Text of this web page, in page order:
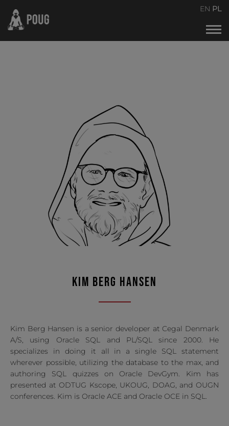
EN PL
KIM BERG HANSEN
Kim Berg Hansen is a senior developer at Cegal Denmark
A/S, using Oracle SQL and PL/SQL since 2000. He
specializes in doing it all in a single SQL statement
wherever possible, utilizing the database to the max, and
authoring SQL quizzes on Oracle DevGym. Kim has
presented at ODTUG Kscope, UKOUG, DOAG, and OUGN
conferences. Kim is Oracle ACE and Oracle OCE in SQL.
O naszej idei spotkań